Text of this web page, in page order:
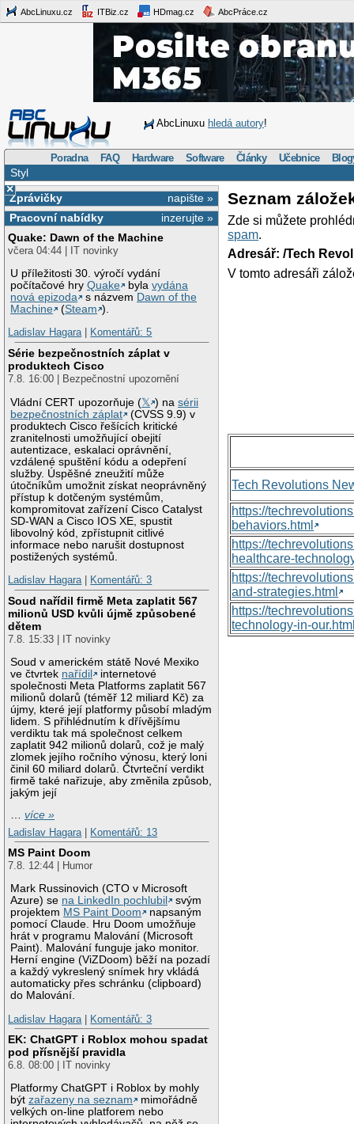
AbcLinuxu.cz ITBiz.cz HDmag.cz AbcPráce.cz
AbcLinuxu hledá autory!
Poradna FAQ Hardware Software Články Učebnice
Styl
×
napište »
Zprávičky
inzerujte »
Pracovní nabídky
Quake: Dawn of the Machine
včera 04:44 | IT novinky
U příležitosti 30. výročí vydání
počítačové hryQuake bylavydána
nová epizoda
s názvem Dawn of the
Machine
(Steam ).
Ladislav Hagara| Komentářů: 5
Série bezpečnostních záplat v
produktech Cisco
7.8. 16:00 | Bezpečnostní upozornění
Vládní CERT upozorňuje (𝕏 ) nasérii
bezpečnostních záplat
(CVSS 9.9) v
produktech Cisco řešících kritické
zranitelnosti umožňující obejití
autentizace, eskalaci oprávnění,
vzdálené spuštění kódu a odepření
služby. Úspěšné zneužití může
útočníkům umožnit získat neoprávněný
přístup k dotčeným systémům,
kompromitovat zařízení Cisco Catalyst
SD-WAN a Cisco IOS XE, spustit
libovolný kód, zpřístupnit citlivé
informace nebo narušit dostupnost
postižených systémů.
Ladislav Hagara| Komentářů: 3
Soud nařídil firmě Meta zaplatit 567
milionů USD kvůli újmě způsobené
dětem
7.8. 15:33 | IT novinky
Soud v americkém státě Nové Mexiko
ve čtvrtek nařídil
internetové
společnosti Meta Platforms zaplatit 567
milionů dolarů (téměř 12 miliard Kč) za
újmy, které její platformy působí mladým
lidem. S přihlédnutím k dřívějšímu
verdiktu tak má společnost celkem
zaplatit 942 milionů dolarů, což je malý
zlomek jejího ročního výnosu, který loni
činil 60 miliard dolarů. Čtvrteční verdikt
firmě také nařizuje, aby změnila způsob,
jakým její
…více »
Ladislav Hagara
Komentářů: 13
MS Paint Doom
7.8. 12:44 | Humor
Mark Russinovich (CTO v Microsoft
Azure) se na LinkedIn pochlubil
svým
projektem MS Paint Doom
napsaným
pomocí Claude. Hru Doom umožňuje
hrát v programu Malování (Microsoft
Paint). Malování funguje jako monitor.
Herní engine (ViZDoom) běží na pozadí
a každý vykreslený snímek hry vkládá
automaticky přes schránku (clipboard)
do Malování.
Ladislav Hagara
Komentářů: 3
EK: ChatGPT i Roblox mohou spadat
pod přísnější pravidla
6.8. 08:00 | IT novinky
Platformy ChatGPT i Roblox by mohly
býtzařazeny na seznam
mimořádně
velkých on-line platforem nebo
Seznam
Zde si můžete
spam.
Adresář: /Tech
V tomto adresáři
Tech Revolutions
https://
behaviors.html
https://
healthcare-
https://
and-strategies.html
https://
technology-in-